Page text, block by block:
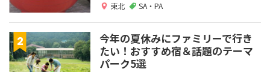
東北 SA・PA
今年の夏休みにファミリーで行き
たい！おすすめ宿＆話題のテーマ
パーク5選